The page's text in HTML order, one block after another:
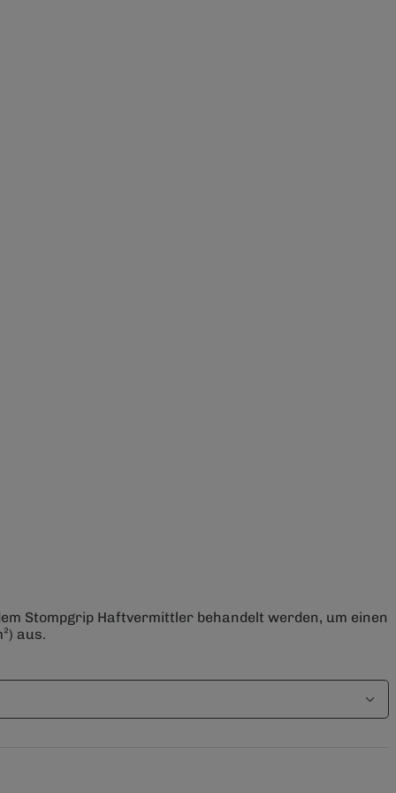
Stompgrip Haftvermittler behandelt werden, um einen
aus.